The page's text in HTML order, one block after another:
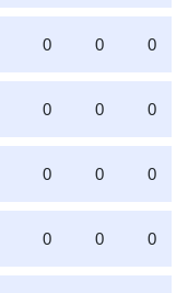
0 0 0
0 0 0
0 0 0
0 0 0